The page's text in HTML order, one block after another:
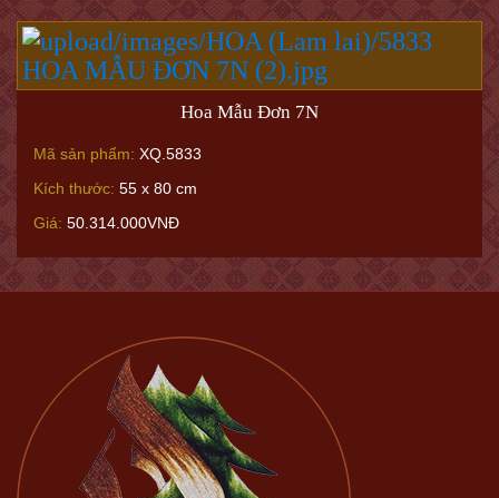
Hoa Mẫu Đơn 7N
Mã sản phẩm: XQ.5833
Kích thước: 55 x 80 cm
Giá: 50.314.000VNĐ